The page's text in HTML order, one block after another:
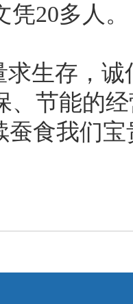
凭20多人
存，诚信
、节能的
蚕食我们